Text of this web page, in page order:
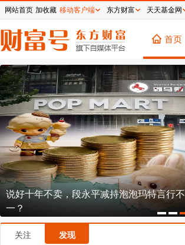
首页
说好十年不卖，段永平减持泡泡玛特言行不
一？
关注 发现
网站首页 加收藏 移动客户端 东方财富 天天基金网